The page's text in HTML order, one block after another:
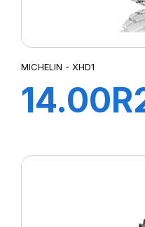
MICHELIN - XHD1